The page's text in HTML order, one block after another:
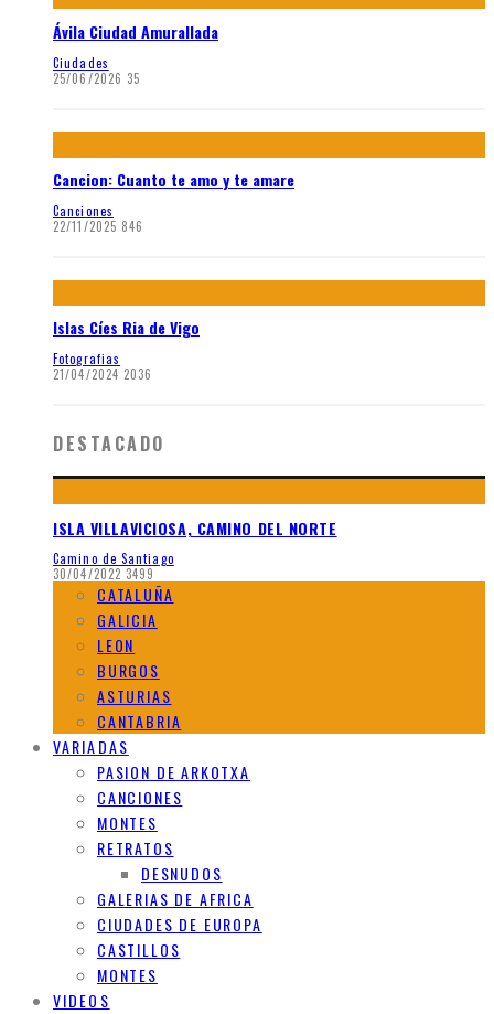
Ávila Ciudad Amurallada
Ciudades
25/06/2026 35
Cancion: Cuanto te amo y te amare
Canciones
22/11/2025 846
Islas Cíes Ria de Vigo
Fotografias
21/04/2024 2036
DESTACADO
ISLA VILLAVICIOSA, CAMINO DEL NORTE
Camino de Santiago
30/04/2022 3499
CATALUÑA
GALICIA
LEON
BURGOS
ASTURIAS
CANTABRIA
VARIADAS
PASION DE ARKOTXA
CANCIONES
MONTES
RETRATOS
DESNUDOS
GALERIAS DE AFRICA
CIUDADES DE EUROPA
CASTILLOS
MONTES
VIDEOS